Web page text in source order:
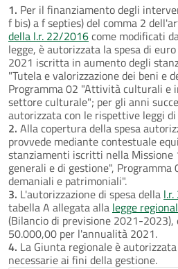
1. Per il finanziamento degli
f bis) a f septies) del comma 2
della l.r. 22/2016come modificati
legge, è autorizzata la spesa di
2021 iscritta in aumento degli
"Tutela e valorizzazione dei beni e
Programma 02 "Attività culturali e
settore culturale"; per gli anni
autorizzata con le rispettive leggi
2. Alla copertura della spesa
provvede mediante contestuale
stanziamenti iscritti nella
generali e di gestione", Programma
demaniali e patrimoniali".
3. L'autorizzazione di spesa della
tabella A allegata alla legge
(Bilancio di previsione 2021-
50.000,00 per l'annualità 2021.
4. La Giunta regionale è
necessarie ai fini della gestione.